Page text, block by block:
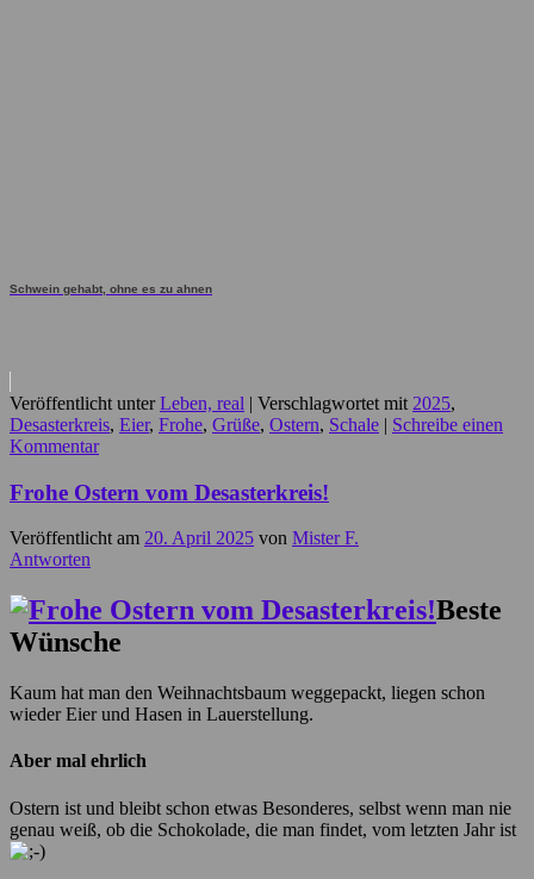
Schwein gehabt, ohne es zu ahnen
Veröffentlicht unter Leben, real | Verschlagwortet mit 2025,
Desasterkreis, Eier, Frohe, Grüße, Ostern, Schale | Schreibe einen
Kommentar
Frohe Ostern vom Desasterkreis!
Veröffentlicht am 20. April 2025 von Mister F.
Antworten
Beste
Wünsche
Kaum hat man den Weihnachtsbaum weggepackt, liegen schon
wieder Eier und Hasen in Lauerstellung.
Aber mal ehrlich
Ostern ist und bleibt schon etwas Besonderes, selbst wenn man nie
genau weiß, ob die Schokolade, die man findet, vom letzten Jahr ist